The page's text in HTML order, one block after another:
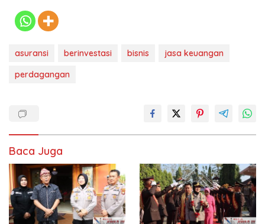
asuransi berinvestasi bisnis
jasa keuangan
perdagangan
Baca Juga